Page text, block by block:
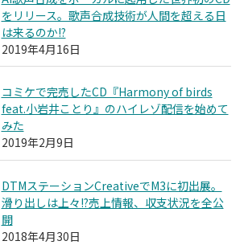
をリリース。歌声合成技術が人間を超える日
は来るのか!?
2019年4月16日
コミケで完売したCD『Harmony of birds
feat.小岩井ことり』のハイレゾ配信を始めて
みた
2019年2月9日
DTMステーションCreativeでM3に初出展。
滑り出しは上々!?売上情報、収支状況を全公
開
2018年4月30日